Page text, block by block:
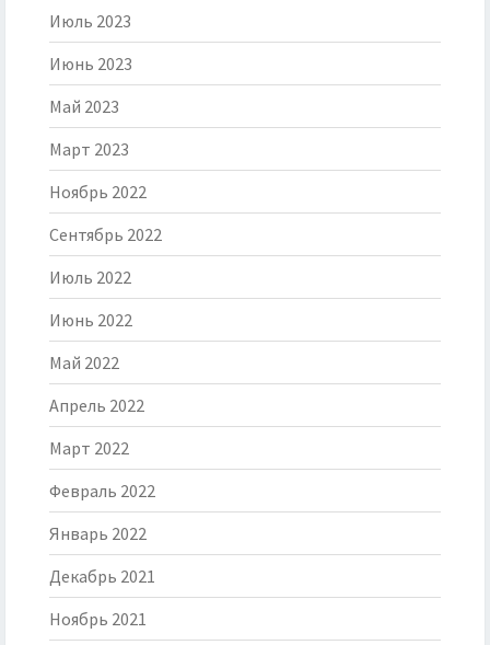
Июль 2023
Июнь 2023
Май 2023
Март 2023
Ноябрь 2022
Сентябрь 2022
Июль 2022
Июнь 2022
Май 2022
Апрель 2022
Март 2022
Февраль 2022
Январь 2022
Декабрь 2021
Ноябрь 2021